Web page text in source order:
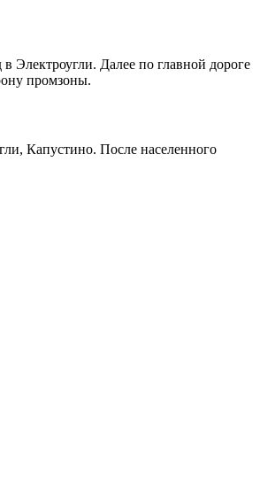
Электроугли. Далее по главной дороге
промзоны.
Капустино. После населенного